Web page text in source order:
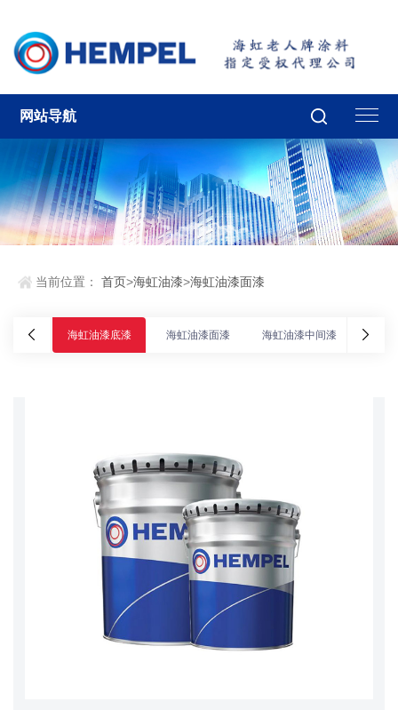
网站导航
当前位置：首页>海虹油漆>海虹油漆面漆
海虹油漆底漆 海虹油漆面漆 海虹油漆中间漆 海虹油